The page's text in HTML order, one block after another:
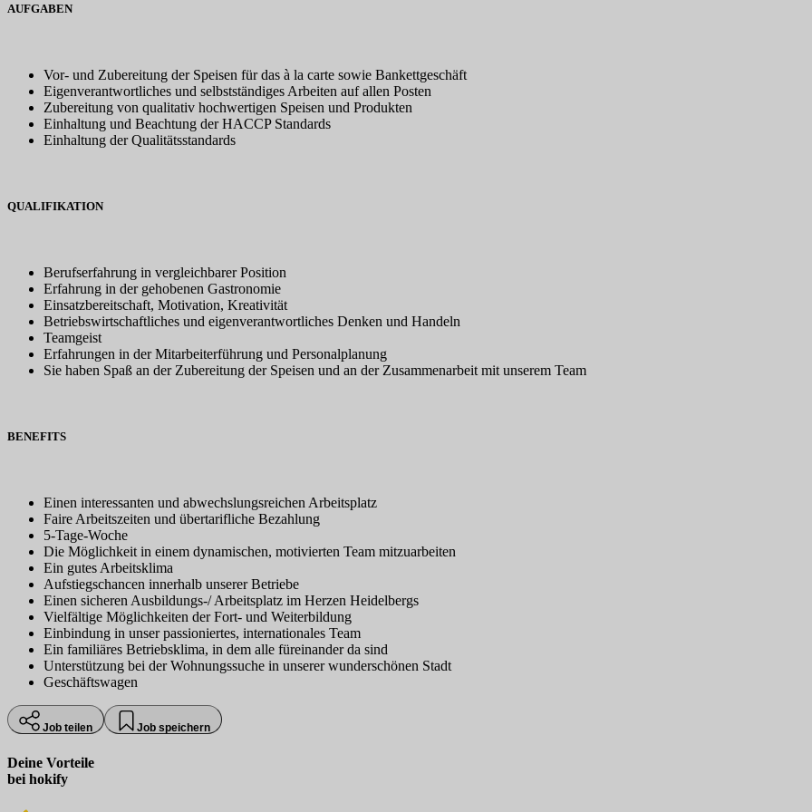
AUFGABEN
Vor- und Zubereitung der Speisen für das à la carte sowie Bankettgeschäft
Eigenverantwortliches und selbstständiges Arbeiten auf allen Posten
Zubereitung von qualitativ hochwertigen Speisen und Produkten
Einhaltung und Beachtung der HACCP Standards
Einhaltung der Qualitätsstandards
QUALIFIKATION
Berufserfahrung in vergleichbarer Position
Erfahrung in der gehobenen Gastronomie
Einsatzbereitschaft, Motivation, Kreativität
Betriebswirtschaftliches und eigenverantwortliches Denken und Handeln
Teamgeist
Erfahrungen in der Mitarbeiterführung und Personalplanung
Sie haben Spaß an der Zubereitung der Speisen und an der Zusammenarbeit mit unserem Team
BENEFITS
Einen interessanten und abwechslungsreichen Arbeitsplatz
Faire Arbeitszeiten und übertarifliche Bezahlung
5-Tage-Woche
Die Möglichkeit in einem dynamischen, motivierten Team mitzuarbeiten
Ein gutes Arbeitsklima
Aufstiegschancen innerhalb unserer Betriebe
Einen sicheren Ausbildungs-/ Arbeitsplatz im Herzen Heidelbergs
Vielfältige Möglichkeiten der Fort- und Weiterbildung
Einbindung in unser passioniertes, internationales Team
Ein familiäres Betriebsklima, in dem alle füreinander da sind
Unterstützung bei der Wohnungssuche in unserer wunderschönen Stadt
Geschäftswagen
Job teilen Job speichern
Deine Vorteile
bei hokify